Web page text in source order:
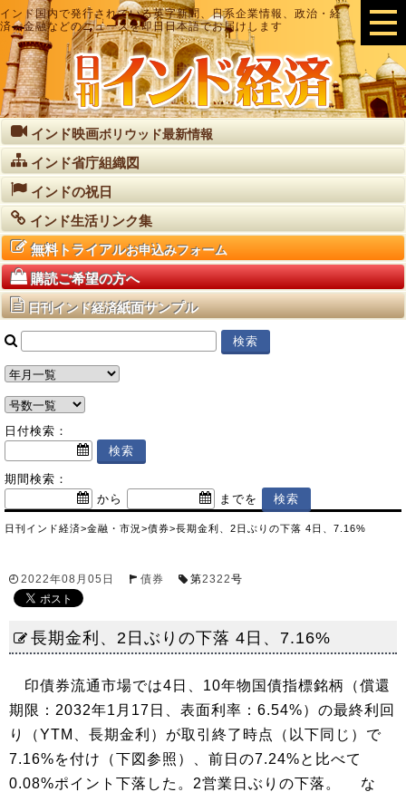
インド国内で発行されている英字新聞、日系企業情報、政治・経
済・金融などのニュースを即日日本語でお届けします
インド映画ボリウッド最新情報
インド省庁組織図
インドの祝日
インド生活リンク集
無料トライアルお申込みフォーム
購読ご希望の方へ
日刊インド経済紙面サンプル
日付検索：
期間検索：
から
までを
日刊インド経済>金融・市況 >債券>長期金利、2日ぶりの下落 4日、7.16%
2022年08月05日 債券 第2322号
長期金利、2日ぶりの下落 4日、7.16%
印債券流通市場では4日、10年物国債指標銘柄（償還
期限：2032年1月17日、表面利率：6.54%）の最終利回
り（YTM、長期金利）が取引終了時点（以下同じ）で
7.16%を付け（下図参照）、前日の7.24%と比べて
0.08%ポイント下落した。2営業日ぶりの下落。 な